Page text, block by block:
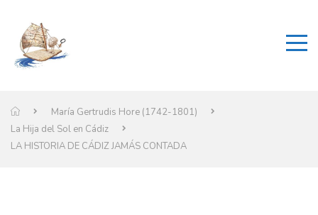
María Gertrudis Hore (1742-1801)
La Hija del Sol en Cádiz
LA HISTORIA DE CÁDIZ JAMÁS CONTADA